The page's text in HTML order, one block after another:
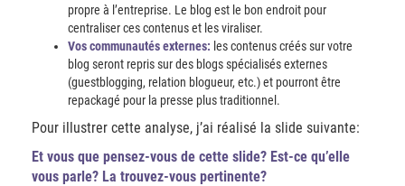
propre à l’entreprise. Le blog est le bon endroit pour
centraliser ces contenus et les viraliser.
Vos communautés externes: les contenus créés sur votre
blog seront repris sur des blogs spécialisés externes
(guestblogging, relation blogueur, etc.) et pourront être
repackagé pour la presse plus traditionnel.
Pour illustrer cette analyse, j’ai réalisé la slide suivante:
Et vous que pensez-vous de cette slide? Est-ce qu’elle
vous parle? La trouvez-vous pertinente?